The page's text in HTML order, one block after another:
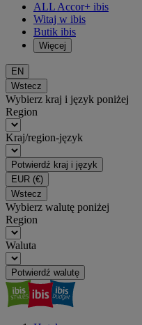
ALL Accor+ ibis
Witaj w ibis
Butik ibis
Więcej
EN
Wstecz
Wybierz kraj i język poniżej
Region
Kraj/region-język
Potwierdź kraj i język
EUR (€)
Wstecz
Wybierz walutę poniżej
Region
Waluta
Potwierdź walutę